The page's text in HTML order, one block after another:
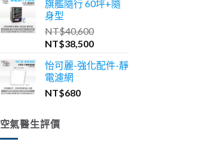
價
格：
NT$30,600。
價
NT$27,500。
旗艦隨行 60坪+隨
身型
NT$40,600
原
價
格：
NT$40,600。
NT$38,500目
價
怡可麗-強化配件-靜
電濾網
NT$680
空氣醫生評價